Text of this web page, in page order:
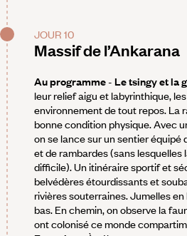
JOUR 10
Massif de l’Ankarana
Au programme- Le tsingy et la
leur relief aigu et labyrinthique,
environnement de tout repos. La
bonne condition physique. Avec
on se lance sur un sentier équipé
et de rambardes (sans lesquelles
difficile). Un itinéraire sportif et
belvédères étourdissants et
rivières souterraines. Jumelles
bas. En chemin, on observe la
ont colonisé ce monde